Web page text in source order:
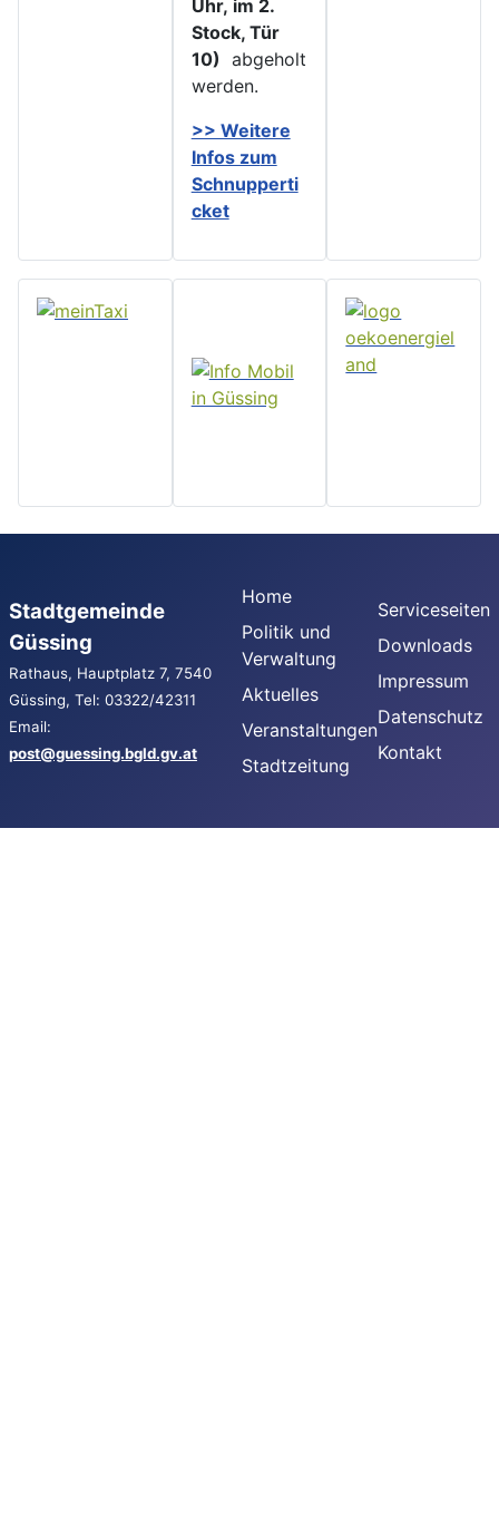
Uhr, im 2.
Stock, Tür
10) abgeholt
werden.
>> Weitere
Infos zum
Schnupperti
cket
Stadtgemeinde
Güssing
Rathaus, Hauptplatz 7, 7540
Güssing, Tel: 03322/42311
Email:
post@guessing.bgld.gv.at
Home
Politik und
Verwaltung
Aktuelles
Veranstaltungen
Stadtzeitung
Serviceseiten
Downloads
Impressum
Datenschutz
Kontakt